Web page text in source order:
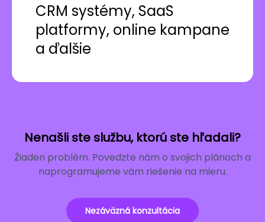
CRM systémy, SaaS
platformy, online kampane
a ďalšie
Nenašli ste službu, ktorú ste hľadali?
Žiaden problém. Povedzte nám o svojich plánoch a
naprogramujeme vám riešenie na mieru.
Nezáväzná konzultácia